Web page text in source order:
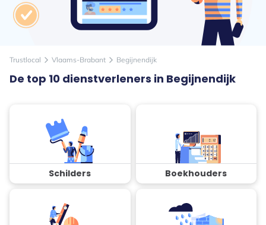
Trustlocal arrow_forward_ios Vlaams-Brabant arrow_forward_ios Begijnendijk
De top 10 dienstverleners in Begijnendijk
Schilders Boekhouders